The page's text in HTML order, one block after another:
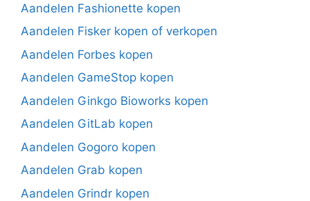
Aandelen Fashionette kopen
Aandelen Fisker kopen of verkopen
Aandelen Forbes kopen
Aandelen GameStop kopen
Aandelen Ginkgo Bioworks kopen
Aandelen GitLab kopen
Aandelen Gogoro kopen
Aandelen Grab kopen
Aandelen Grindr kopen